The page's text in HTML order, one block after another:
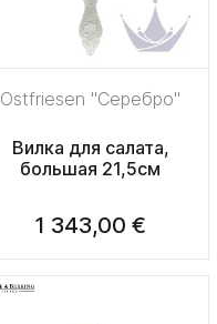
Ostfriesen "Серебро"
Вилка для салата,
большая 21,5см
1 343,00 €